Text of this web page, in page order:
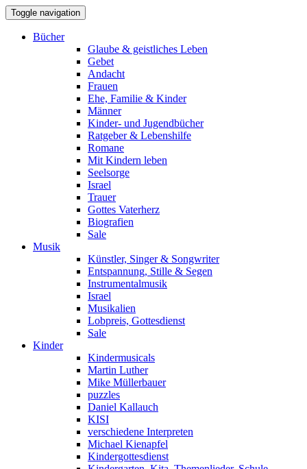
Toggle navigation
Bücher
Glaube & geistliches Leben
Gebet
Andacht
Frauen
Ehe, Familie & Kinder
Männer
Kinder- und Jugendbücher
Ratgeber & Lebenshilfe
Romane
Mit Kindern leben
Seelsorge
Israel
Trauer
Gottes Vaterherz
Biografien
Sale
Musik
Künstler, Singer & Songwriter
Entspannung, Stille & Segen
Instrumentalmusik
Israel
Musikalien
Lobpreis, Gottesdienst
Sale
Kinder
Kindermusicals
Martin Luther
Mike Müllerbauer
puzzles
Daniel Kallauch
KISI
verschiedene Interpreten
Michael Kienapfel
Kindergottesdienst